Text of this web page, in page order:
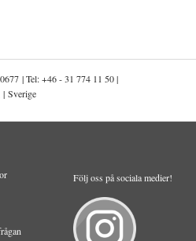
| Tel: +46 - 31 774 11 50 |
| Sverige
Följ oss på sociala medier!